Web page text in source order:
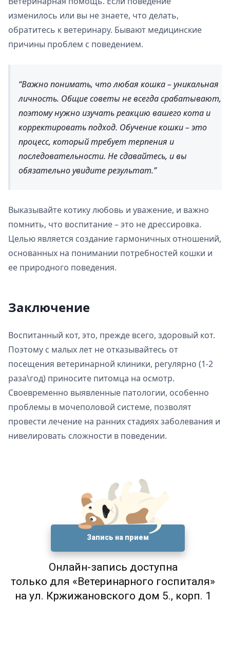
изменилось или вы не знаете, что делать,
обратитесь к ветеринару. Бывают медицинские
причины проблем с поведением.
Важно понимать, что любая кошка – уникальная
личность. Общие советы не всегда срабатывают,
поэтому нужно изучать реакцию вашего кота и
корректировать подход. Обучение кошки – это
процесс, который требует терпения и
последовательности. Не сдавайтесь, и вы
обязательно увидите результат.
Выказывайте котику любовь и уважение, и важно
помнить, что воспитание – это не дрессировка.
Целью является создание гармоничных отношений,
основанных на понимании потребностей кошки и
ее природного поведения.
Заключение
Воспитанный кот, это, прежде всего, здоровый кот.
Поэтому с малых лет не отказывайтесь от
посещения ветеринарной клиники, регулярно (1-2
раза\год) приносите питомца на осмотр.
Своевременно выявленные патологии, особенно
проблемы в мочеполовой системе, позволят
провести лечение на ранних стадиях заболевания и
нивелировать сложности в поведении.
Онлайн-запись доступна
только для «Ветеринарного госпиталя»
на ул. Кржижановского дом 5., корп. 1
Запись на прием